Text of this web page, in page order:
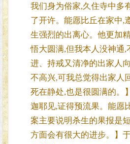
我们身为俗家,久住寺中多
了开许。能愿比丘在家中,
生强烈的出离心。他更加
悟大圆满,但我本人没神通
进、持戒又清净的出家人
不高兴,可我总觉得出家人
死在静处,也是很圆满的。
迦耶见,证得预流果。能愿
案主要说明杀生的果报是
方面会有很大的进步。】